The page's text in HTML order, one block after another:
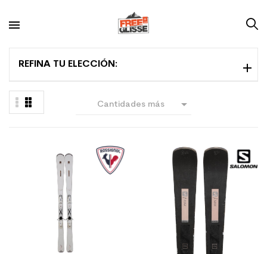
REFINA TU ELECCIÓN:
Cantidades más 